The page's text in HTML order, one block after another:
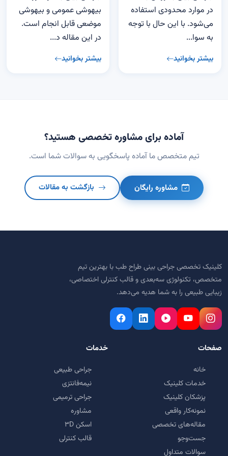
در موارد محدودی استفاده
می‌شود. با این حال با توجه
به سوا...
بیشتر بخوانید
بیهوشی عمومی و بیهوشی
موضعی قابل انجام است.
در این مقاله د...
بیشتر بخوانید
آماده برای مشاوره تخصصی هستید؟
تیم متخصص ما آماده پاسخگویی به سوالات شما است.
مشاوره رایگان بازگشت به مقالات
کلینیک تخصصی جراحی بینی طراح طب با بهترین تیم
متخصص، تکنولوژی سه‌بعدی و قالب کنترلی اختصاصی،
زیبایی طبیعی را به شما هدیه می‌دهد.
صفحات
خانه
خدمات کلینیک
پزشکان کلینیک
نمونه‌کار واقعی
مقاله‌های تخصصی
جست‌وجو
سوالات متداول
خدمات
جراحی طبیعی
نیمه‌فانتزی
جراحی ترمیمی
مشاوره
اسکن ۳D
قالب کنترلی